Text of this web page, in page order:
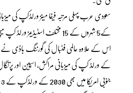
سعودی عرب پہلی مرتبہ فیفا مینز ورلڈکپ کی
کے5 شہروں کے 15 مختلف اسٹیڈیمز ورلڈ کپ میچز کی میزبانی کریں گے۔
کے ورلڈ کپ کی میزبانی مراکش، اسپین اور
جنوبی امریکا میں بھی 2030 کے ورلڈکپ کے 3 میچز کھیلے جائیں گے۔